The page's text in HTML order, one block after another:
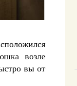
возле
вы от